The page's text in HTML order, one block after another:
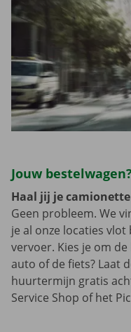
Jouw
Haal jij je
Geen probleem. We
je al onze locaties
vervoer. Kies je om
auto of de fiets? Laat
huurtermijn gratis
Service Shop of het